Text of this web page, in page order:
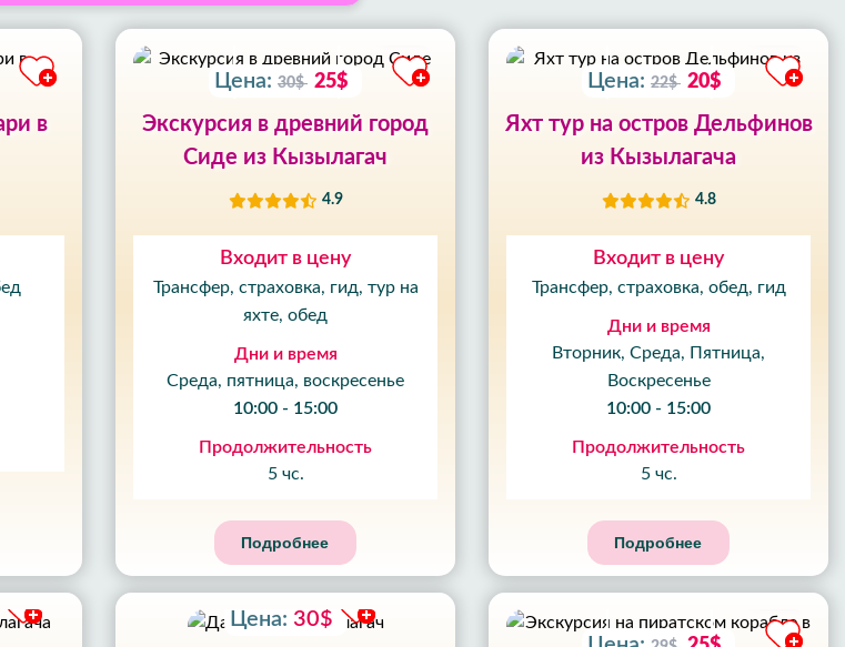
в
Цена: 30$ 25$
Экскурсия в древний город
Сиде из Кызылагач
4.9
Входит в цену
Трансфер, страховка, гид, тур на
яхте, обед
Дни и время
Среда, пятница, воскресенье
10:00 - 15:00
Продолжительность
5 чс.
Подробнее
Цена: 22$ 20$
Яхт тур на остров Дельфинов
из Кызылагача
4.8
Входит в цену
Трансфер, страховка, обед, гид
Дни и время
Вторник, Среда, Пятница,
Воскресенье
10:00 - 15:00
Продолжительность
5 чс.
Подробнее
Цена: 30$